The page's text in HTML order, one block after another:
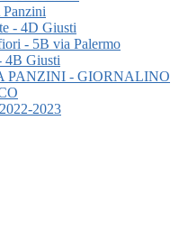
Panzini
- 4D Giusti
- 5B via Palermo
4B Giusti
PANZINI - GIORNALINO
2023